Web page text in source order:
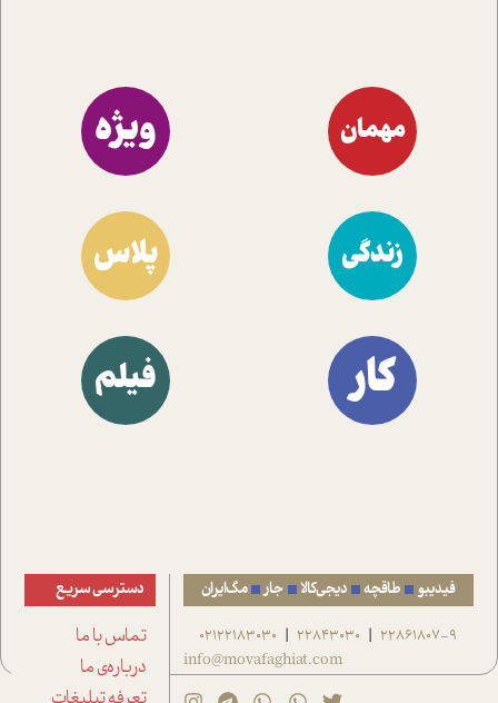
مهمان ویژه
زندگی پلاس
کار فیلم
فیدیبو طاقچه دیجی‌کالا جار مگ‌ایران
22861807-9
|
22843030
|
02122183030
info@movafaghiat.com
دسترسی سریع
تماس با ما
درباره‌ی ما